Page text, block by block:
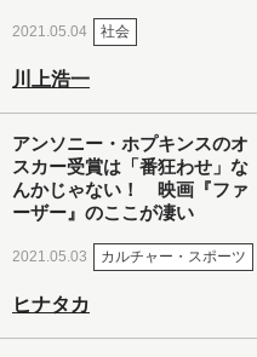
2021.05.04 社会
川上浩一
アンソニー・ホプキンスのオ
スカー受賞は「番狂わせ」な
んかじゃない！ 映画『ファ
ーザー』のここが凄い
2021.05.03 カルチャー・スポーツ
ヒナタカ